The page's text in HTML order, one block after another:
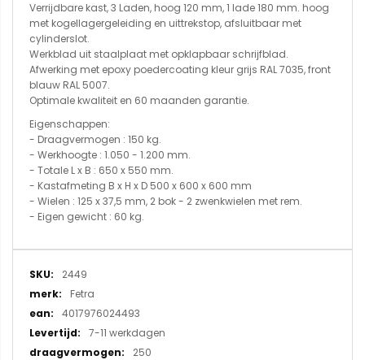
Verrijdbare kast, 3 Laden, hoog 120 mm, 1 lade 180 mm. hoog
met kogellagergeleiding en uittrekstop, afsluitbaar met
cylinderslot.
Werkblad uit staalplaat met opklapbaar schrijfblad.
Afwerking met epoxy poedercoating kleur grijs RAL 7035, front
blauw RAL 5007.
Optimale kwaliteit en 60 maanden garantie.
Eigenschappen:
- Draagvermogen : 150 kg.
- Werkhoogte : 1.050 - 1.200 mm.
- Totale L x B : 650 x 550 mm.
- Kastafmeting B x H x D 500 x 600 x 600 mm
- Wielen : 125 x 37,5 mm, 2 bok - 2 zwenkwielen met rem.
- Eigen gewicht : 60 kg.
Meer
informatie
2449
Fetra
4017976024493
7-11 werkdagen
250